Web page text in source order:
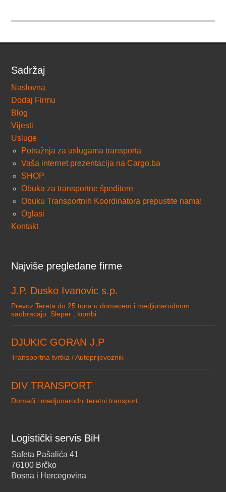
Sadržaj
Naslovna
Dodaj Firmu
Blog
Vijesti
Usluge
Potražnja za uslugama transporta
Vaša internet prezentacija na Cargo.ba
SHOP
Obuka za transportne špeditere
Obuku Transportnih Koordinatora prepustite nama!
Oglasi
Kontakt
Najviše pregledane firme
J.P. Dusko Ivanovic s.p.
Prevoz Tereta do 25 tona u domacem i medjunarodnom
saobracaju. Sleper , kombi.
DJUKIC GORAN J.P
Transportna tvrtka / Autoprijevoznik
DIV TRANSPORT
Domaći i medjunarodni teretni transport
Logistički servis BiH
Safeta Pašalića 41
76100 Brčko
Bosna i Hercegovina